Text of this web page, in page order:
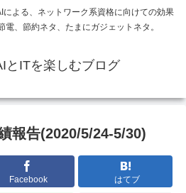
よる、ネットワーク系資格に向けての効果
、節約ネタ、たまにガジェットネタ。
とITを楽しむブログ
報告(2020/5/24-5/30)
Facebook はてブ